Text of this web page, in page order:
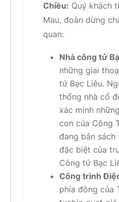
Chiều: Quý khách
Mau, đoàn dừng
quan:
Nhà công tử
những giai
tử Bạc Liêu.
thống nhà cổ
xác minh
con của Công
đang bán sách
đặc biệt của
Công tử Bạc
Công trình
phía đông của